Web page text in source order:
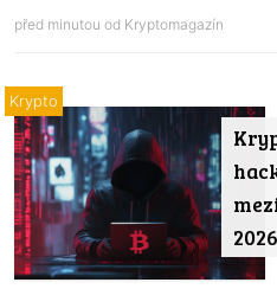
před minutou od Kryptomagazín
2026
Krypto